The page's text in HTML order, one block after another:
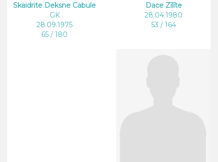
Skaidrite Deksne Cabule
GK
28.09.1975
65 / 180
Dace Zīlīte
28.04.1980
53 / 164